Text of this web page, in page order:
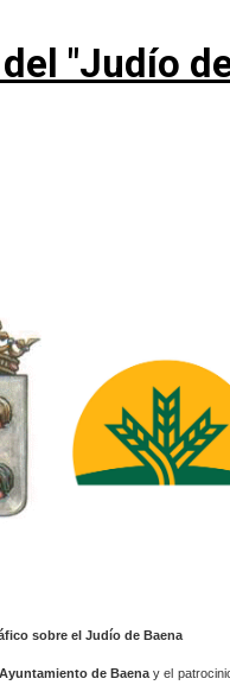
"Judío
sobre el Judío de Baena
de Baena y el